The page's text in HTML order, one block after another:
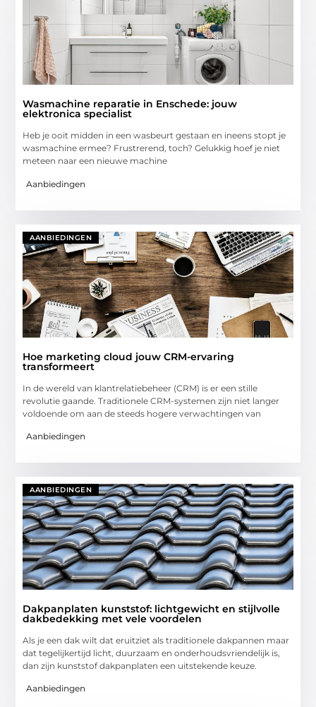
Wasmachine reparatie in Enschede: jouw
elektronica specialist
Heb je ooit midden in een wasbeurt gestaan en ineens stopt je
wasmachine ermee? Frustrerend, toch? Gelukkig hoef je niet
meteen naar een nieuwe machine
Aanbiedingen
AANBIEDINGEN
Hoe marketing cloud jouw CRM-ervaring
transformeert
In de wereld van klantrelatiebeheer (CRM) is er een stille
revolutie gaande. Traditionele CRM-systemen zijn niet langer
voldoende om aan de steeds hogere verwachtingen van
Aanbiedingen
AANBIEDINGEN
Dakpanplaten kunststof: lichtgewicht en stijlvolle
dakbedekking met vele voordelen
Als je een dak wilt dat eruitziet als traditionele dakpannen maar
dat tegelijkertijd licht, duurzaam en onderhoudsvriendelijk is,
dan zijn kunststof dakpanplaten een uitstekende keuze.
Aanbiedingen